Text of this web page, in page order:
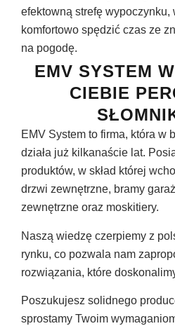
efektowną strefę wypoczynku,
komfortowo spędzić czas ze
na pogodę.
EMV SYSTEM
CIEBIE
EMV System to firma, która w
działa już kilkanaście lat.
produktów, w skład której
drzwi zewnętrzne, bramy
zewnętrzne oraz moskitiery.
Naszą wiedzę czerpiemy z
rynku, co pozwala nam
rozwiązania, które
Poszukujesz solidnego
sprostamy Twoim